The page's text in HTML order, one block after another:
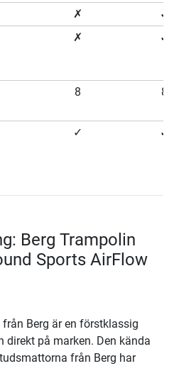
✗
✓
✗ ✓
8 8
✓ ✓
Berg Trampolin
Sports AirFlow
Berg är en förstklassig
på marken. Den kända
från Berg har